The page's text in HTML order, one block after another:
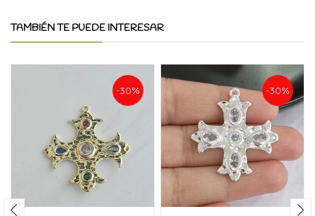
TAMBIÉN TE PUEDE INTERESAR
-30% -30%